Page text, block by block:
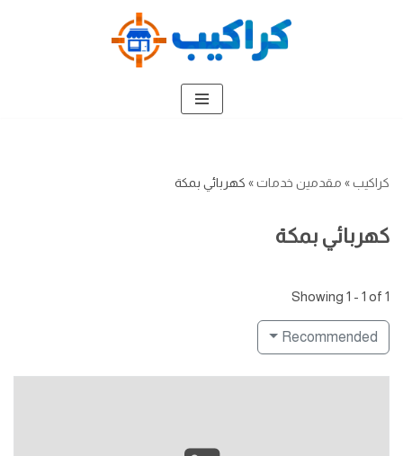
كراكيب» مقدمين خدمات» كهربائي بمكة
كهربائي بمكة
Showing 1 - 1 of 1
Recommended